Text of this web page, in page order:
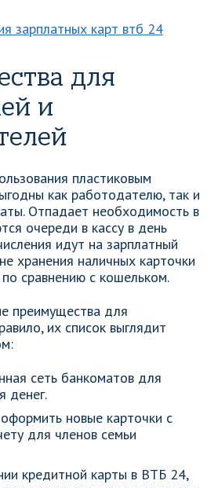
для
и
пластиковым
как работодателю, так и
Отпадает необходимость в
очереди в кассу в день
идут на зарплатный
хранения наличных карточки
сравнению с кошельком.
преимущества для
их список выглядит
сеть банкоматов для
денег.
новые карточки с
для членов семьи
кредитной карты в ВТБ 24,